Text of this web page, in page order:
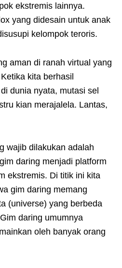
ekstremis lainnya.
yang didesain untuk anak
kelompok teroris.
aman di ranah virtual yang
kita berhasil
dunia nyata, mutasi sel
kian merajalela. Lantas,
wajib dilakukan adalah
daring menjadi platform
ekstremis. Di titik ini kita
gim daring memang
(universe) yang berbeda
daring umumnya
oleh banyak orang